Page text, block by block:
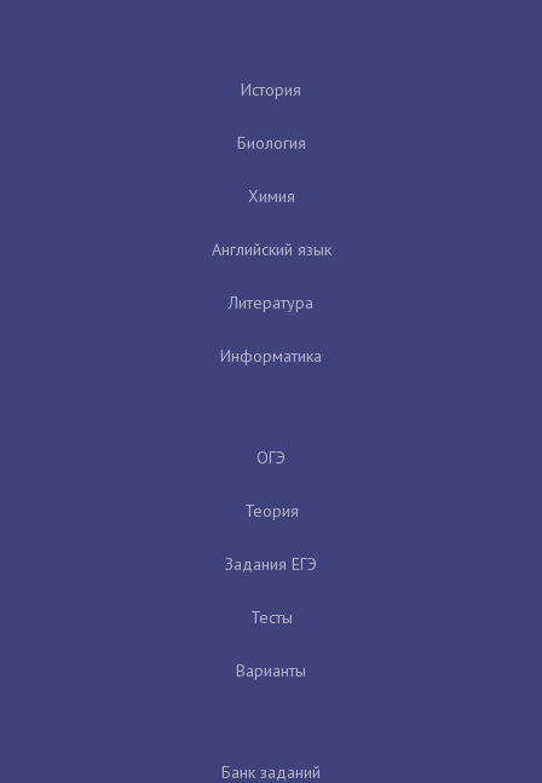
История
Биология
Химия
Английский язык
Литература
Информатика
ОГЭ
Теория
Задания ЕГЭ
Тесты
Варианты
Банк заданий